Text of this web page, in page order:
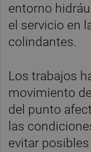
entorno
el servicio en
colindantes.
Los trabajos
movimiento
del punto
las
evitar